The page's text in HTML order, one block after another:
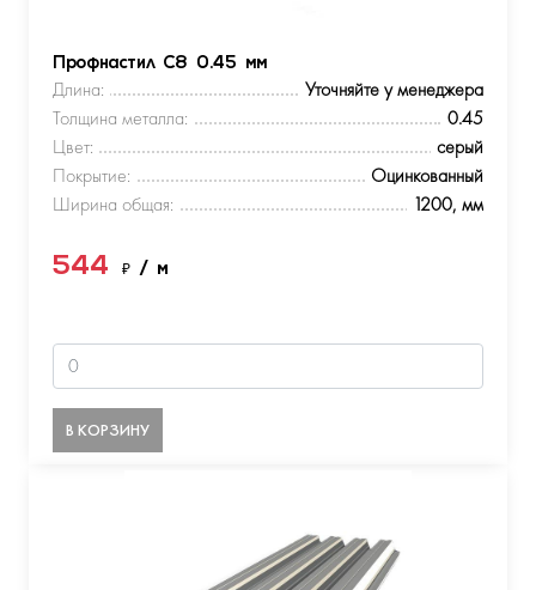
Профнастил С8 0.45 мм
Длина:
Уточняйте у менеджера
Толщина металла:
0.45
Цвет:
серый
Покрытие:
Оцинкованный
Ширина общая:
1200, мм
544 ₽ / м
В КОРЗИНУ